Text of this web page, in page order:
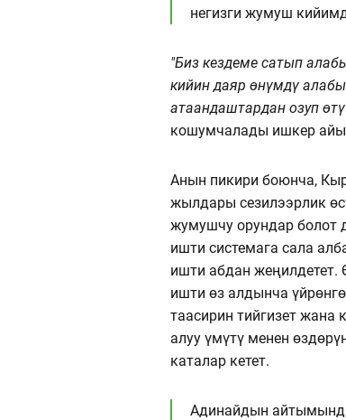
негизги жумуш
"Биз кездеме сатып
кийин даяр өнүмдү
атаандаштардан озуп
кошумчалады ишкер
Анын пикири боюнча,
жылдары сезилээрлик
жумушчу орундар болот
ишти системага сала
ишти абдан жеңилдетет.
ишти өз алдынча
таасирин тийгизет жана
алуу үмүтү менен
каталар кетет.
Адинайдын